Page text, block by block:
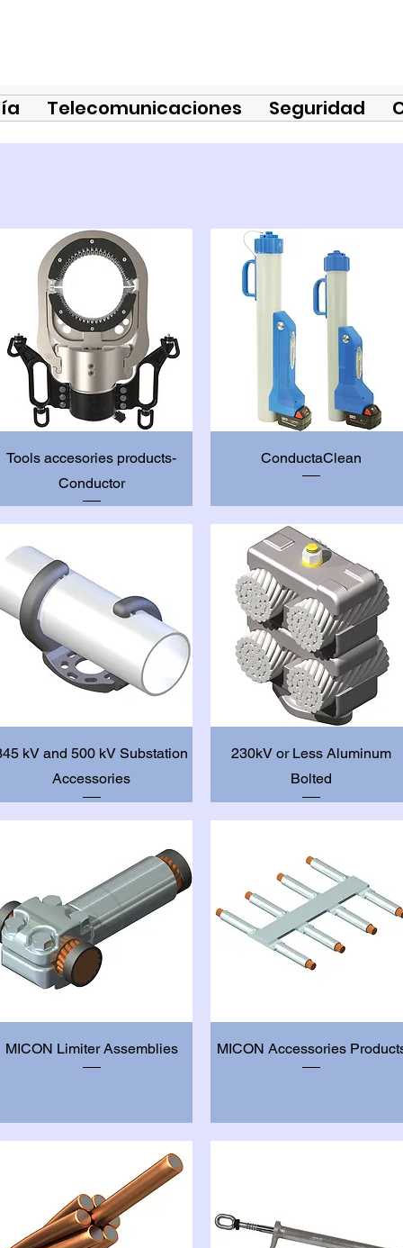
Telecomunicaciones Seguridad
Vista rápida
Tools accesories products-
Conductor
Vista rápida
ConductaClean
Vista rápida
kV and 500 kV Substation
Accessories
Vista rápida
230kV or Less Aluminum
Bolted
Vista rápida
MICON Limiter Assemblies Vista rápida
MICON Accessories